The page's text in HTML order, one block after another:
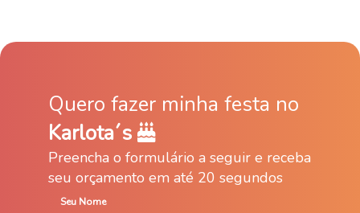
Quero fazer minha festa no
Karlota´s
Preencha o formulário a seguir e receba
seu orçamento em até 20 segundos
Seu Nome